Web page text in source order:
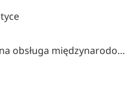
Celno-podatkowa i logistyczna obsługa międzynarodowego obrotu towarowego